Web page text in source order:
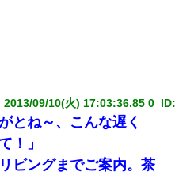
にかの間違いだ！取り違え
けろ！」女社員「え、事前連
けろ！」→
2013/09/10(火) 17:03:36.85 0 ID:
とね～、こんな遅く
！」
ビングまでご案内。茶